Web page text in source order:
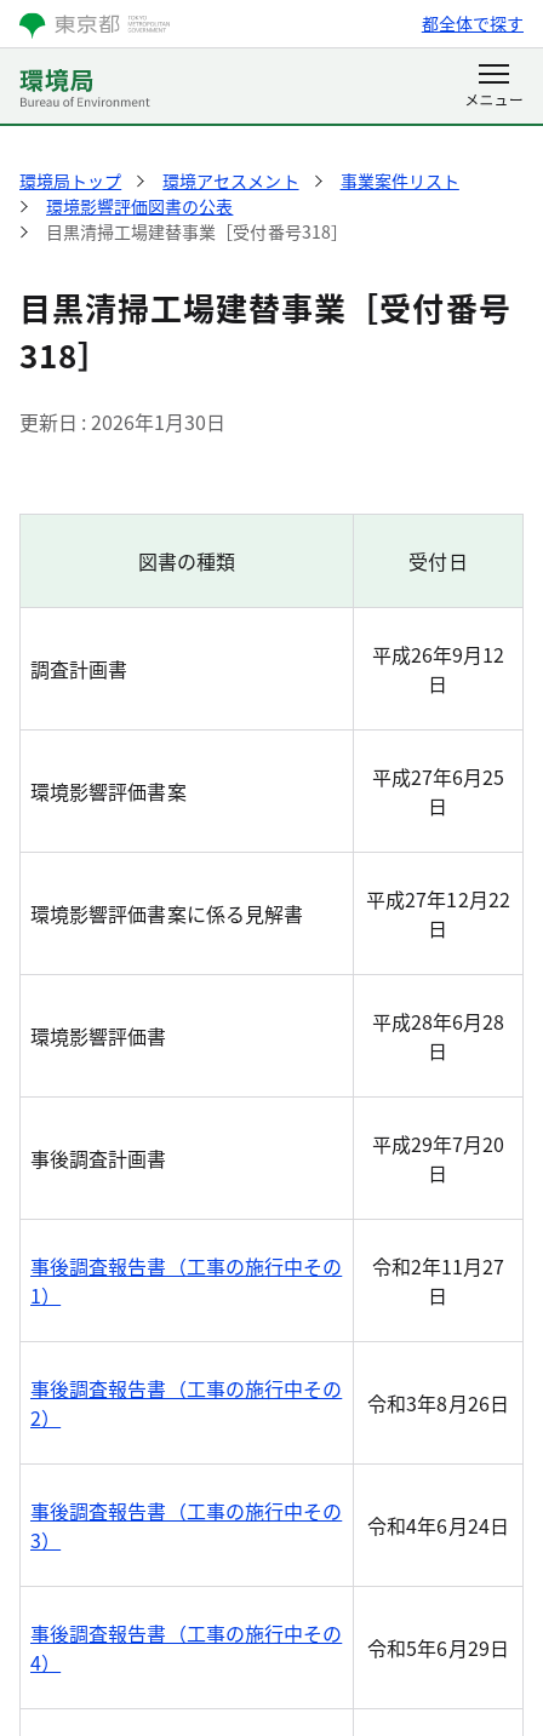
都全体で探す
環境局トップ 環境アセスメント
事業案件リスト
環境影響評価図書の公表
目黒清掃工場建替事業［受付番号318］
目黒清掃工場建替事業［受付番号
318］
更新日 2026年1月30日
図書の種類 受付日
調査計画書
平成26年9月12
日
環境影響評価書案
平成27年6月25
日
環境影響評価書案に係る見解書
平成27年12月22
日
環境影響評価書
平成28年6月28
日
事後調査計画書
平成29年7月20
日
事後調査報告書（工事の施行中その
1）
令和2年11月27
日
事後調査報告書（工事の施行中その
2）
令和3年8月26日
事後調査報告書（工事の施行中その
3）
令和4年6月24日
事後調査報告書（工事の施行中その
4）
令和5年6月29日